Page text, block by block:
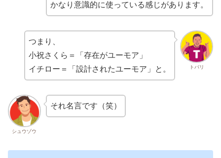
かなり意識的に使っている感じがあります。
トバリ
つまり、
小祝さくら＝「存在がユーモア」
イチロー＝「設計されたユーモア」と。
シュウゾウ
それ名言です（笑）